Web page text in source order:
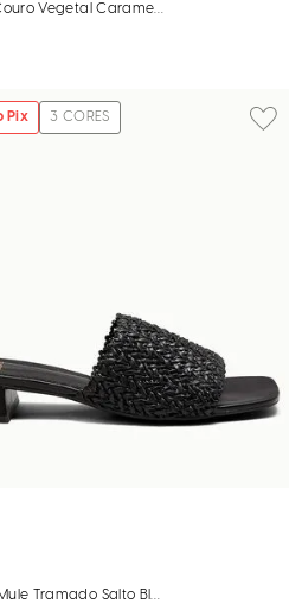
Vegetal Caramelo Salto Bloco Baixo
Pix 3 CORES
Tramado Salto Bloco Baixo Preto